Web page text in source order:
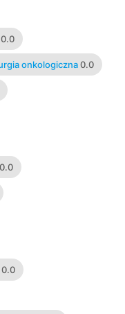
0.0
onkologiczna 0.0
0.0
0.0